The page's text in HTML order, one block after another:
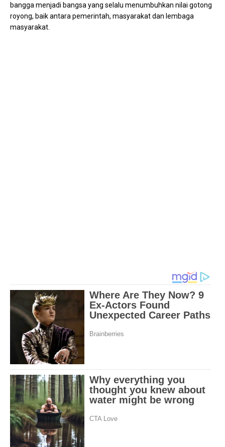
bangga menjadi bangsa yang selalu menumbuhkan nilai gotong
royong, baik antara pemerintah, masyarakat dan lembaga
masyarakat.